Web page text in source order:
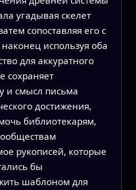
угадывая скелет
сопоставляя его с
используя оба
для аккуратного
сохраняет
и смысл письма
достижения,
библиотекарям,
рукописей, которые
бы
шаблоном для